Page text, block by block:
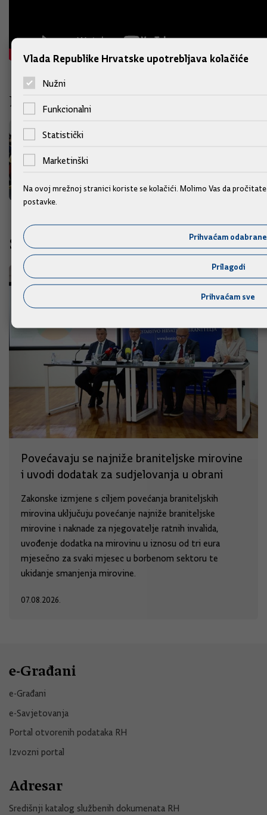
Foto galerija
Slične vijesti
Povećavaju se najniže braniteljske mirovine
i uvodi dodatak za sudjelovanja u obrani
Zakonske izmjene s ciljem povećanja braniteljskih
mirovina uključuju povećanje najniže braniteljske
mirovine i naknade za njegovatelje ratnih invalida,
uvođenje dodatka na mirovinu u iznosu od tri eura
mjesečno za svaki mjesec u borbenom sektoru te
ukidanje smanjenja mirovine.
07.08.2026.
e-Građani
e-Građani
e-Savjetovanja
Portal otvorenih podataka RH
Izvozni portal
Adresar
Središnji katalog službenih dokumenata RH
Vlada Republike Hrvatske upotrebljava kolačiće
Nužni
Funkcionalni
Statistički
Marketinški
Na ovoj mrežnoj stranici koriste se kolačići. Molimo Vas da
postavke.
Prihvaćam odabrane
Prilagodi
Prihvaćam sve